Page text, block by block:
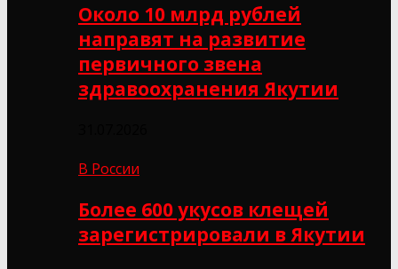
Около 10 млрд рублей
направят на развитие
первичного звена
здравоохранения Якутии
В России
Более 600 укусов клещей
зарегистрировали в Якутии